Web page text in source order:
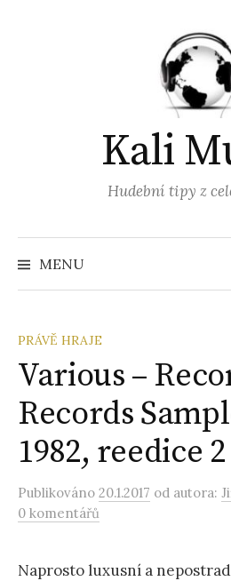
Kali
Hudební tipy z
MENU
PRÁVĚ HRAJE
Various –
Records
1982, reedice 2
Publikováno 20.1.2017 od autora:
0 komentářů
Naprosto luxusní a